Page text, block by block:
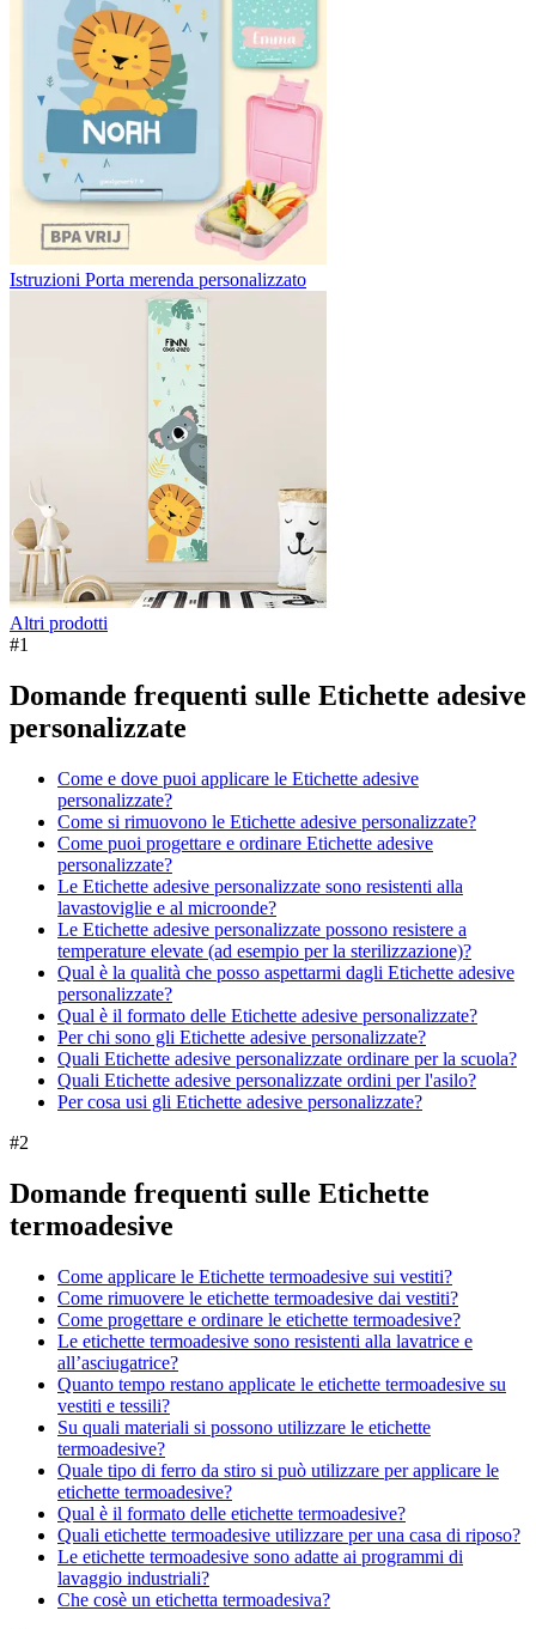
Istruzioni Porta merenda personalizzato
Altri prodotti
#1
Domande frequenti sulle Etichette adesive
personalizzate
Come e dove puoi applicare le Etichette adesive
personalizzate?
Come si rimuovono le Etichette adesive personalizzate?
Come puoi progettare e ordinare Etichette adesive
personalizzate?
Le Etichette adesive personalizzate sono resistenti alla
lavastoviglie e al microonde?
Le Etichette adesive personalizzate possono resistere a
temperature elevate (ad esempio per la sterilizzazione)?
Qual è la qualità che posso aspettarmi dagli Etichette adesive
personalizzate?
Qual è il formato delle Etichette adesive personalizzate?
Per chi sono gli Etichette adesive personalizzate?
Quali Etichette adesive personalizzate ordinare per la scuola?
Quali Etichette adesive personalizzate ordini per l'asilo?
Per cosa usi gli Etichette adesive personalizzate?
#2
Domande frequenti sulle Etichette
termoadesive
Come applicare le Etichette termoadesive sui vestiti?
Come rimuovere le etichette termoadesive dai vestiti?
Come progettare e ordinare le etichette termoadesive?
Le etichette termoadesive sono resistenti alla lavatrice e
all’asciugatrice?
Quanto tempo restano applicate le etichette termoadesive su
vestiti e tessili?
Su quali materiali si possono utilizzare le etichette
termoadesive?
Quale tipo di ferro da stiro si può utilizzare per applicare le
etichette termoadesive?
Qual è il formato delle etichette termoadesive?
Quali etichette termoadesive utilizzare per una casa di riposo?
Le etichette termoadesive sono adatte ai programmi di
lavaggio industriali?
Che cosè un etichetta termoadesiva?